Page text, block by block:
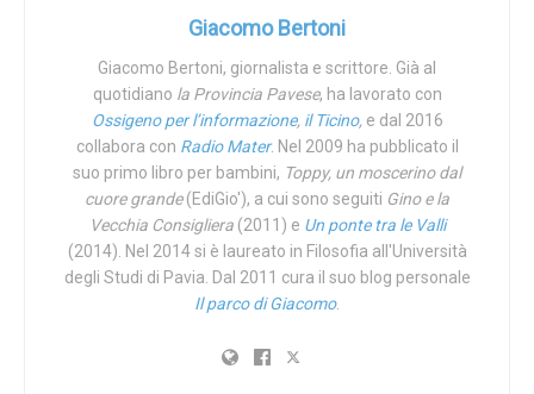
anarchici e antifascisti, impaziente di offrire al senatore
Repubblicano una lezione di democrazia. I manifestanti
circondano la casa, accendono candele, lanciano copie
Costituzione
verso la porta. Poi si avvicinano e
iniziano a bussare. Erin Morrow non si fa intimidire, apre la
porta e chiede loro di andarsene: iniziano così grida, insulti
e minacce.
Bulls**t!
attempt to terrorize @HawleyMO
Giacomo Bertoni
Giacomo Bertoni, giornalista e scrittore. Già al
quotidiano la Provincia Pavese, ha lavorato con
Ossigeno per l’informazione, il Ticino, e dal 2016
collabora con Radio Mater. Nel 2009 ha pubblicato il
suo primo libro per bambini, Toppy, un moscerino dal
cuore grande(EdiGio'), a cui sono seguiti Gino e la
Vecchia Consigliera(2011) e Un ponte tra le Valli
(2014). Nel 2014 si è laureato in Filosofia all'Università
degli Studi di Pavia. Dal 2011 cura il suo blog personale
Il parco di Giacomo.